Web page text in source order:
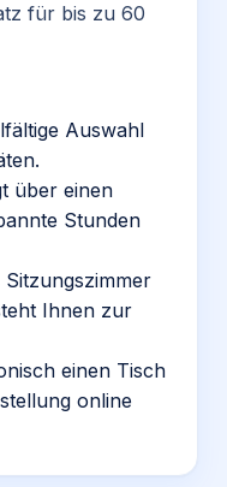
für bis zu 60
Auswahl
über einen
Stunden
Ihnen zur
einen Tisch
online